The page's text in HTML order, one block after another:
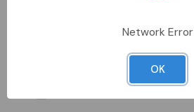
Aggiungi alla comparazione
Network Error
OK